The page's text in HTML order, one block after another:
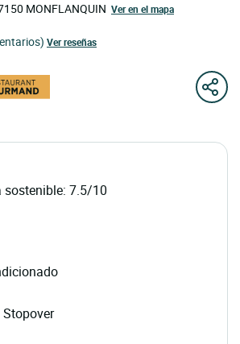
MONFLANQUIN Ver en el mapa
Ver reseñas
sostenible: 7.5/10